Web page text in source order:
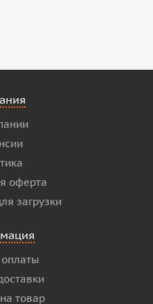
оферта
загрузки
товар